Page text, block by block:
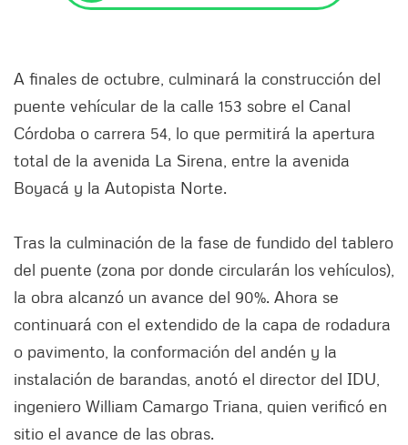
A finales de octubre, culminará la construcción del
puente vehícular de la calle 153 sobre el Canal
Córdoba o carrera 54, lo que permitirá la apertura
total de la avenida La Sirena, entre la avenida
Boyacá y la Autopista Norte.
Tras la culminación de la fase de fundido del tablero
del puente (zona por donde circularán los vehículos),
la obra alcanzó un avance del 90%. Ahora se
continuará con el extendido de la capa de rodadura
o pavimento, la conformación del andén y la
instalación de barandas, anotó el director del IDU,
ingeniero William Camargo Triana, quien verificó en
sitio el avance de las obras.